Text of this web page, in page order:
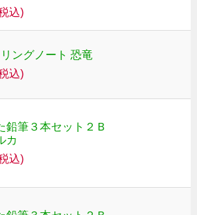
込)
ングノート 恐竜
込)
鉛筆３本セット２Ｂ
カ
込)